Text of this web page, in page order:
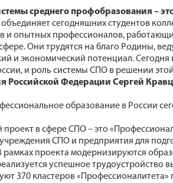
среднего профобразования –
сегодняшних студентов
и опытных профессионалов,
Они трудятся на благо Родины,
и экономический потенциал.
и роль системы СПО в решении
Российской Федерации Сергей
образование в России
в сфере СПО – это
СПО и предприятия для
рамках проекта модернизируются
успешное
370 кластеров